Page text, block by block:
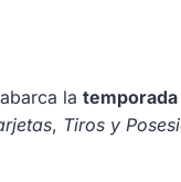
la
, Tiros y